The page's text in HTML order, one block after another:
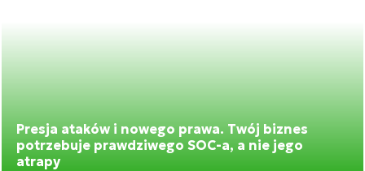
Presja ataków i nowego prawa. Twój biznes
potrzebuje prawdziwego SOC-a, a nie jego
atrapy